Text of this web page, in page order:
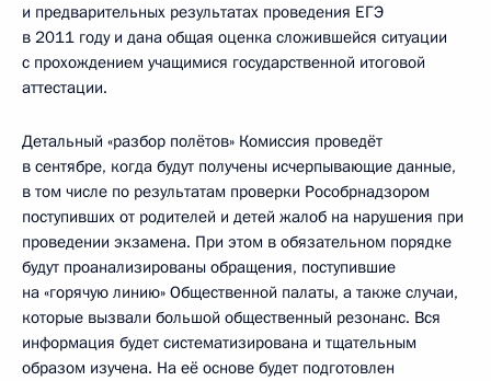
и предварительных результатах проведения ЕГЭ
в 2011 году и дана общая оценка сложившейся ситуации
с прохождением учащимися государственной итоговой
аттестации.
Детальный «разбор полётов» Комиссия проведёт
в сентябре, когда будут получены исчерпывающие данные,
в том числе по результатам проверки Рособрнадзором
поступивших от родителей и детей жалоб на нарушения при
проведении экзамена. При этом в обязательном порядке
будут проанализированы обращения, поступившие
на «горячую линию» Общественной палаты, а также случаи,
которые вызвали большой общественный резонанс. Вся
информация будет систематизирована и тщательным
образом изучена. На её основе будет подготовлен